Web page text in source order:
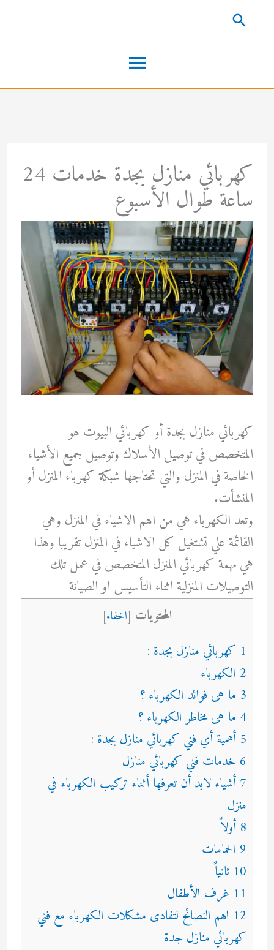
القائمة
الرئيسية
البحث
كهربائي منازل بجدة خدمات 24
ساعة طوال الأسبوع
كهربائي منازل بجدةأو كهربائي البيوت هو
المتخصص في توصيل الأسلاك وتوصيل جميع الأشياء
الخاصة في المنزل والتي تحتاجها شبكة كهرباء المنزل أو
المنشأت.
وتعد الكهرباء هي من اهم الاشياء في المنزل وهي
القائمة علي تشتغيل كل الاشياء في المنزل تقريبا وهذا
هي مهمة كهربائي المنزل المتخصص في عمل تلك
التوصيلات المنزلية اثناء التأسيس او الصيانة
المحتويات [اخفاء]
1 كهربائي منازل بجدة :
2 الكهرباء
3 ما هى فوائد الكهرباء ؟
4 ما هى مخاطر الكهرباء ؟
5 أهمية أي فني كهربائي منازل بجدة :
6 خدمات فني كهربائي منازل
7 أشياء لابد أن تعرفها أثناء تركيب الكهرباء في
منزل
8 أولاً
9 الحمامات
10 ثانياً
11 غرف الأطفال
12 اهم النصائح لتفادى مشكلات الكهرباء مع فني
كهربائي منازل جدة